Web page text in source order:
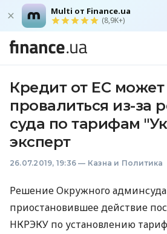
Multi от Finance.ua
(8,9K+)
Кредит от ЕС может
провалиться из-за
суда по тарифам
эксперт
26.07.2019, 19:36 — Казна и Политика
Решение Окружного
приостановившее действие
НКРЭКУ по установлению